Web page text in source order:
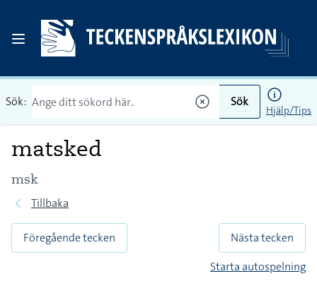
Sök: Sök
Hjälp/Tips
matsked
msk
Tillbaka
Föregående tecken
Nästa tecken
Starta autospelning